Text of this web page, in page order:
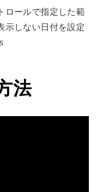
ロールで指定した範
示しない日付を設定
法